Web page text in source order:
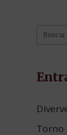
Torno